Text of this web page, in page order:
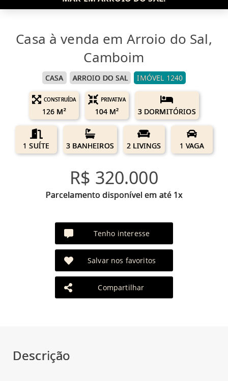
Casa à venda em Arroio do Sal,
Camboim
CASA ARROIO DO SAL IMÓVEL 1240
CONSTRUÍDA
126 M²
PRIVATIVA
104 M² 3 DORMITÓRIOS
1 SUÍTE 3 BANHEIROS 2 LIVINGS 1 VAGA
R$ 320.000
Parcelamento disponível em até 1x
Tenho interesse
Salvar nos favoritos
Compartilhar
Descrição